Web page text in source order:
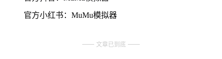
官方小红书：MuMu模拟器
文章已到底